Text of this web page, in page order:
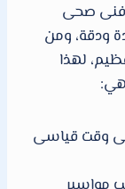
فنى صحى
ودقة، ومن
لهذا
فى وقت قياسى